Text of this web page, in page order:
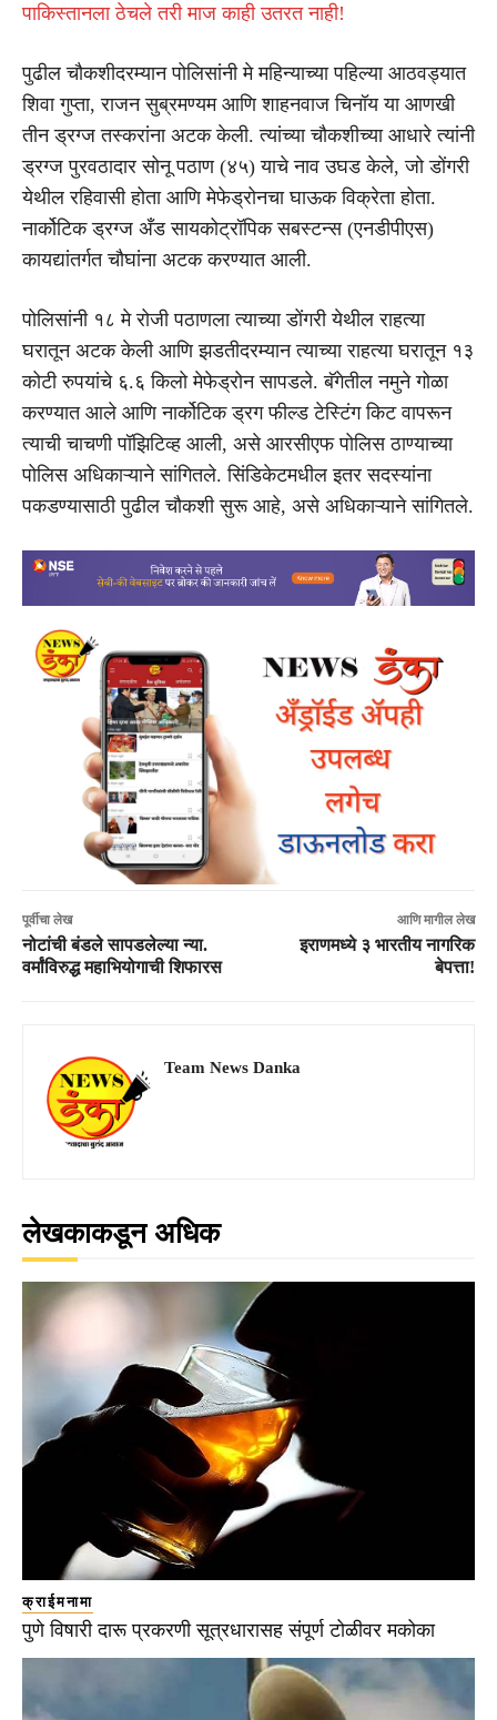
पाकिस्तानला ठेचले तरी माज काही उतरत नाही!
पुढील चौकशीदरम्यान पोलिसांनी मे महिन्याच्या पहिल्या आठवड्यात
शिवा गुप्ता, राजन सुब्रमण्यम आणि शाहनवाज चिनॉय या आणखी
तीन ड्रग्ज तस्करांना अटक केली. त्यांच्या चौकशीच्या आधारे त्यांनी
ड्रग्ज पुरवठादार सोनू पठाण (४५) याचे नाव उघड केले, जो डोंगरी
येथील रहिवासी होता आणि मेफेड्रोनचा घाऊक विक्रेता होता.
नार्कोटिक ड्रग्ज अँड सायकोट्रॉपिक सबस्टन्स (एनडीपीएस)
कायद्यांतर्गत चौघांना अटक करण्यात आली.
पोलिसांनी १८ मे रोजी पठाणला त्याच्या डोंगरी येथील राहत्या
घरातून अटक केली आणि झडतीदरम्यान त्याच्या राहत्या घरातून १३
कोटी रुपयांचे ६.६ किलो मेफेड्रोन सापडले. बॅगेतील नमुने गोळा
करण्यात आले आणि नार्कोटिक ड्रग फील्ड टेस्टिंग किट वापरून
त्याची चाचणी पॉझिटिव्ह आली, असे आरसीएफ पोलिस ठाण्याच्या
पोलिस अधिकाऱ्याने सांगितले. सिंडिकेटमधील इतर सदस्यांना
पकडण्यासाठी पुढील चौकशी सुरू आहे, असे अधिकाऱ्याने सांगितले.
पूर्वीचा लेख
नोटांची बंडले सापडलेल्या न्या.
वर्मांविरुद्ध महाभियोगाची शिफारस
आणि मागील लेख
इराणमध्ये ३ भारतीय नागरिक
बेपत्ता!
Team News Danka
लेखकाकडून अधिक
क्राईमनामा
पुणे विषारी दारू प्रकरणी सूत्रधारासह संपूर्ण टोळीवर मकोका